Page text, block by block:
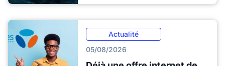
Actualité
05/08/2026